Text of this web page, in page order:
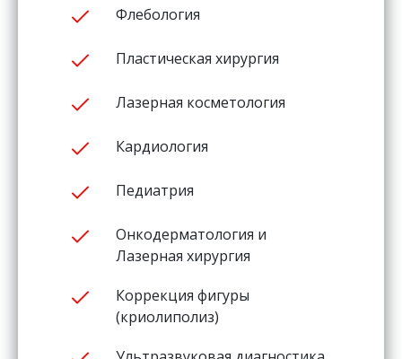
Флебология
Пластическая хирургия
Лазерная косметология
Кардиология
Педиатрия
Онкодерматология и
Лазерная хирургия
Коррекция фигуры
(криолиполиз)